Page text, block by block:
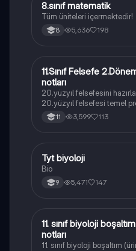
8Matematik
8.sınıf matematik
Tüm üniteleri içermektedir!
8 5,636 198
Felsefe
11.Sınıf Felsefe
notları
20.yüzyıl felsefesini
20.yüzyıl felsefesi temel
konularını içermektedir
11 3,599 113
Biyoloji
Tyt biyoloji
Bio
9 5,471 147
Biyoloji
11. sınıf biyoloji
notları
11. sınıf biyoloji boşaltım